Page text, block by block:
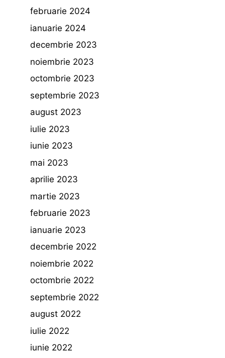
februarie 2024
ianuarie 2024
decembrie 2023
noiembrie 2023
octombrie 2023
septembrie 2023
august 2023
iulie 2023
iunie 2023
mai 2023
aprilie 2023
martie 2023
februarie 2023
ianuarie 2023
decembrie 2022
noiembrie 2022
octombrie 2022
septembrie 2022
august 2022
iulie 2022
iunie 2022